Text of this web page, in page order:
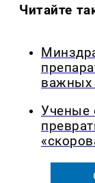
Читайте
важных
Ученые